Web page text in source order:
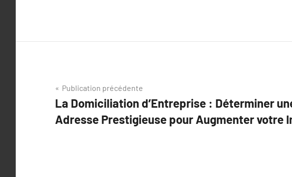
Navigation
de
l’article
Publication précédente
La Domiciliation d’Entreprise : Déterminer
Adresse Prestigieuse pour Augmenter votre